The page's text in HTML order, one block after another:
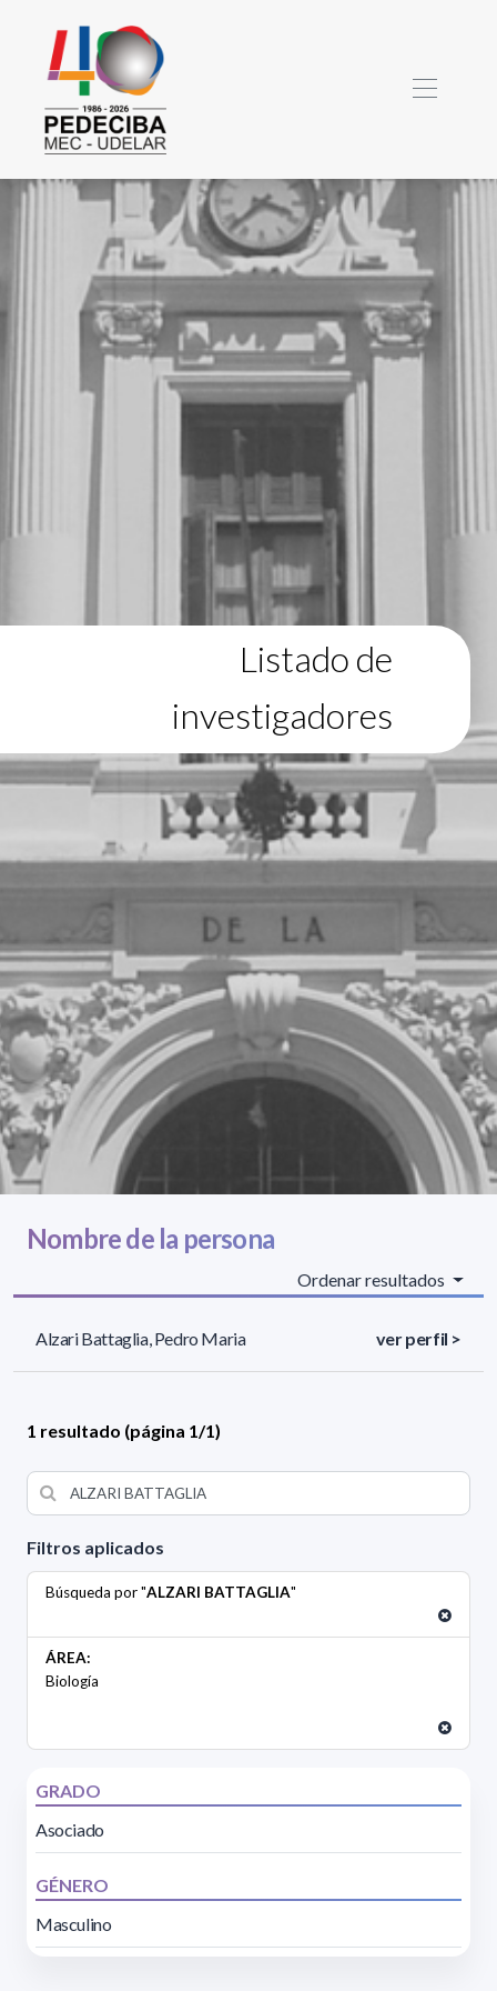
Listado de
investigadores
Filtros aplicados
Búsqueda por "ALZARI BATTAGLIA"
ÁREA:
Biología
GRADO
Asociado
GÉNERO
Masculino
Nombre de la persona
Ordenar resultados
Alzari Battaglia, Pedro Maria ver perfil >
1 resultado (página 1/1)